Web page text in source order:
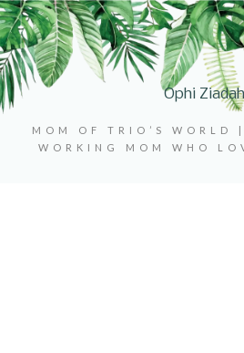
Ophi Ziadah
MOM OF TRIO’S WORLD
WORKING MOM WHO